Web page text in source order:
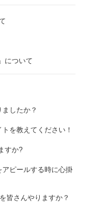
について
したか？
を教えてください！
すか?
ピールする時に心掛
皆さんやりますか？